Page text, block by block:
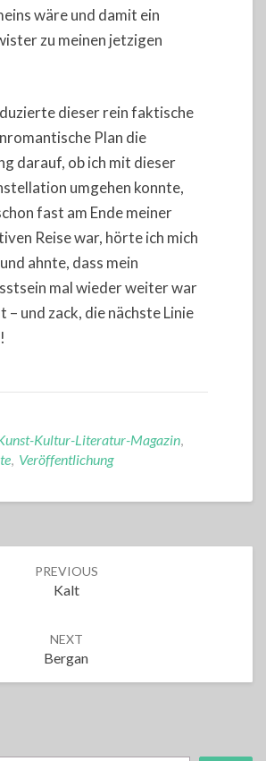
wäre und damit ein
zu meinen jetzigen
dieser rein faktische
Plan die
darauf, ob ich mit dieser
umgehen konnte,
fast am Ende meiner
Reise war, hörte ich mich
ahnte, dass mein
mal wieder weiter war
– und zack, die nächste Linie
Kultur-Literatur-Magazin,
, Veröffentlichung
PREVIOUS
Kalt
NEXT
Bergan